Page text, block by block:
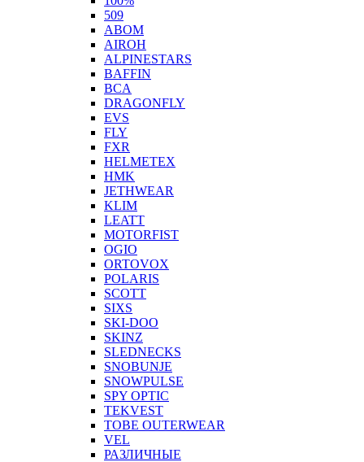
509
ABOM
AIROH
ALPINESTARS
BAFFIN
BCA
DRAGONFLY
EVS
FLY
FXR
HELMETEX
HMK
JETHWEAR
KLIM
LEATT
MOTORFIST
OGIO
ORTOVOX
POLARIS
SCOTT
SIXS
SKI-DOO
SKINZ
SLEDNECKS
SNOBUNJE
SNOWPULSE
SPY OPTIC
TEKVEST
TOBE OUTERWEAR
VEL
РАЗЛИЧНЫЕ